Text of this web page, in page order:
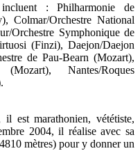
: Philharmonie de
Colmar/Orchestre National
Orchestre Symphonique de
(Finzi), Daejon/Daejon
de Pau-Bearn (Mozart),
Nantes/Roques
est marathonien, vététiste,
2004, il réalise avec sa
mètres) pour y donner un